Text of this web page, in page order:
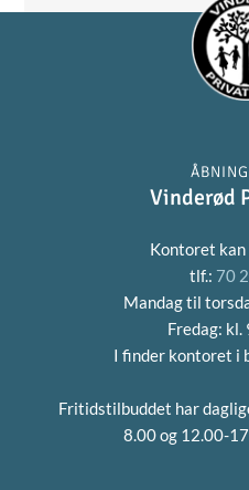
Vinderød
Kontoret
tlf.: 70
Mandag til
Fredag:
I finder kontoret i
Fritidstilbuddet har
8.00 og 12.00-